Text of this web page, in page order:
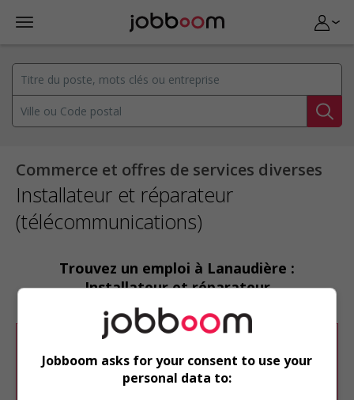
Commerce et offres de services diverses
Installateur et réparateur
(télécommunications)
Trouvez un emploi à Lanaudière :
Installateur et réparateur
(télécommunications)
résultat.
Veuillez faire une nouvelle recherche.
Jobboom asks for your consent to use your
personal data to: